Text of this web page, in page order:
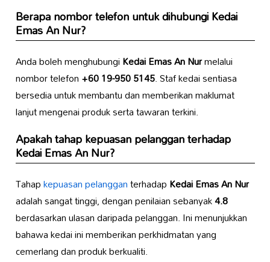
Berapa nombor telefon untuk dihubungiKedai
Emas An Nur?
Anda boleh menghubungiKedai Emas An Nurmelalui
nombor telefon+60 19-950 5145. Staf kedai sentiasa
bersedia untuk membantu dan memberikan maklumat
lanjut mengenai produk serta tawaran terkini.
Apakah tahap kepuasan pelanggan terhadap
Kedai Emas An Nur?
Tahapkepuasan pelangganterhadapKedai Emas An Nur
adalah sangat tinggi, dengan penilaian sebanyak4.8
berdasarkan ulasan daripada pelanggan. Ini menunjukkan
bahawa kedai ini memberikan perkhidmatan yang
cemerlang dan produk berkualiti.